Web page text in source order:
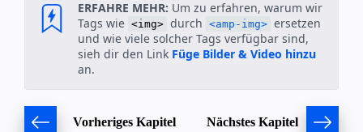
ERFAHRE MEHR: Um zu erfahren, warum wir
Tags wie <img> durch <amp-img> ersetzen
und wie viele solcher Tags verfügbar sind,
sieh dir den Link Füge Bilder & Video hinzu
an.
Vorheriges Kapitel Nächstes Kapitel